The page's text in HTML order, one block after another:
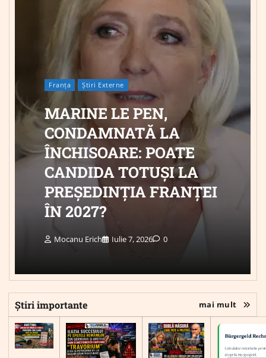
Franța Știri Externe
MARINE LE PEN,
CONDAMNATĂ LA
ÎNCHISOARE: POATE
CANDIDA TOTUȘI LA
PREȘEDINȚIA FRANȚEI
ÎN 2027?
Mocanu Erich Iulie 7, 2026 0
Știri importante mai mult